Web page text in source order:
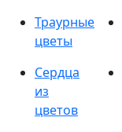
Траурные
цветы
Сердца
из
цветов